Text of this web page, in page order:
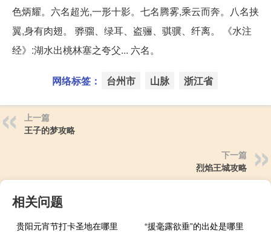
色炳耀。六名超光,一形十影。七名腾雾,乘云而奔。八名挟
翼,身有肉翅。 骅骝、绿耳、盗骊、骐骥、纤离。 《水注
经》:湖水出桃林塞之夸父... 六名。
网络标签： 台州市 山脉 浙江省
上一篇
王子的梦攻略
下一篇
烈焰王城攻略
相关问题
贵阳元宵节打卡圣地在哪里
“援毫露欲垂”的出处是哪里